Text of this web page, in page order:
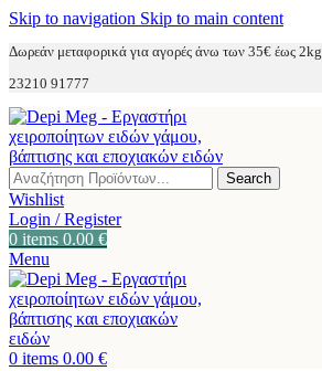
Skip to navigation Skip to main content
Δωρεάν μεταφορικά για αγορές άνω των 35€ έως 2kg
23210 91777
Search
Wishlist
Login / Register
0 items 0.00 €
Menu
0 items 0.00 €